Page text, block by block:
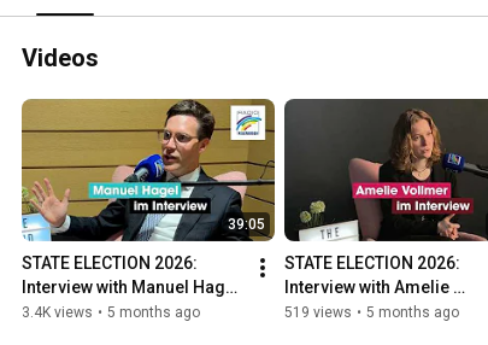
Videos
39:05
STATE ELECTION 2026:
Interview with Manuel Hagel
(CDU)
3.4K views • 5 months ago
STATE ELECTION 2026:
Interview with Amelie
Vollmer (The Left Party).
519 views • 5 months ago